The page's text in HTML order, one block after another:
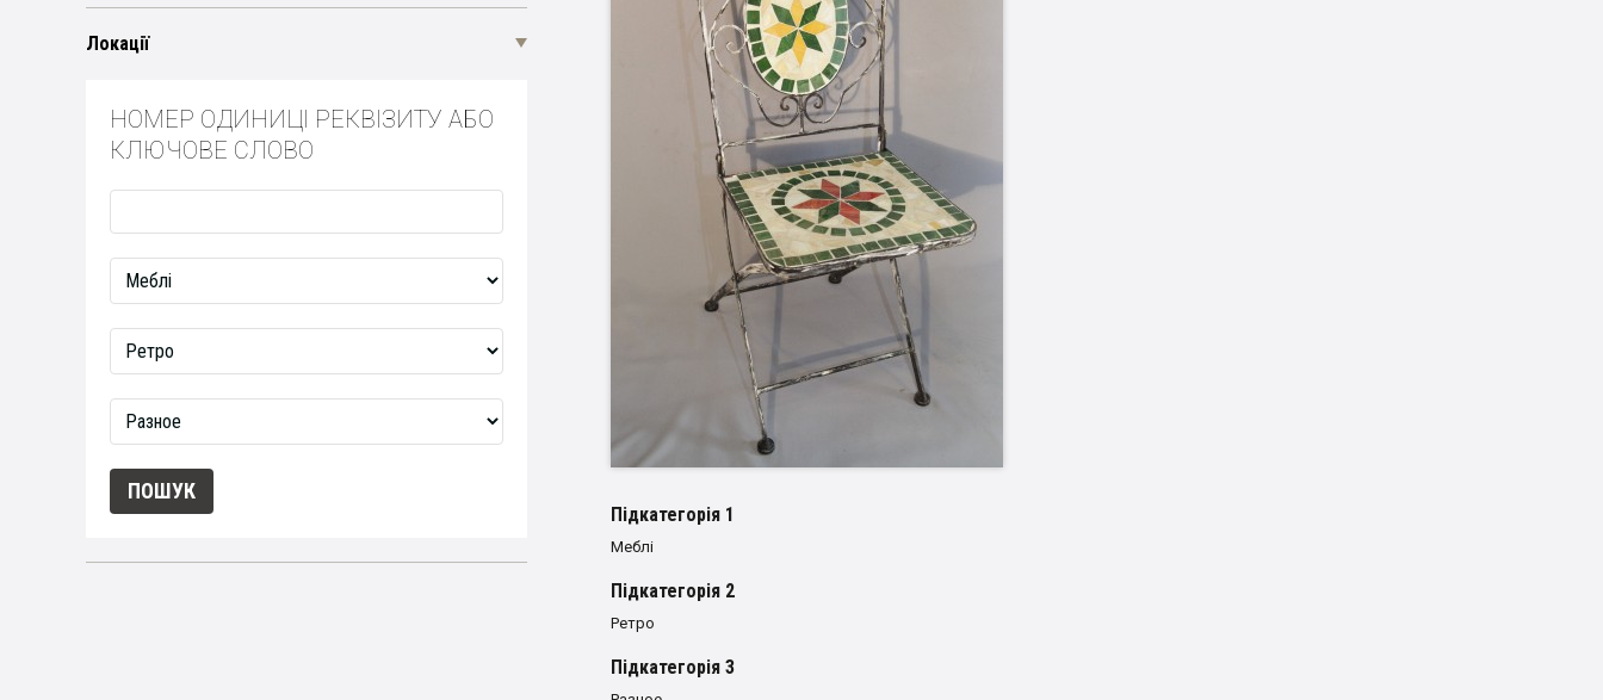
Локації
НОМЕР ОДИНИЦІ РЕКВІЗИТУ АБО
КЛЮЧОВЕ СЛОВО
Пiдкатегорiя 1
Меблі
Пiдкатегорiя 2
Ретро
Пiдкатегорiя 3